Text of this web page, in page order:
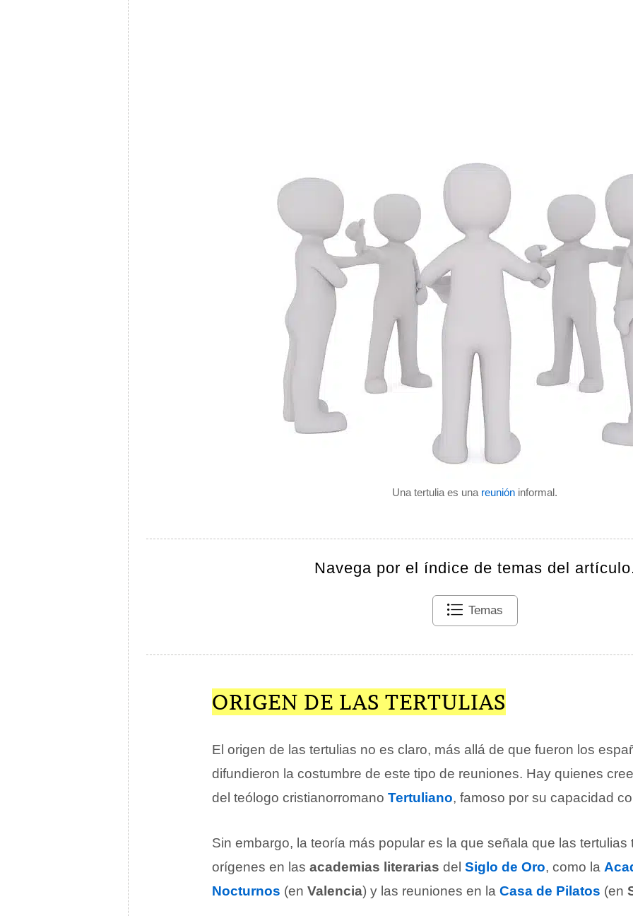
Una tertulia es una reunión informal.
Navega por el índice de temas del
Temas
ORIGEN DE LAS TERTULIAS
El origen de las tertulias no es claro, más allá de que fueron los
difundieron la costumbre de este tipo de reuniones. Hay quienes
del teólogo cristianorromano Tertuliano, famoso por su capacidad
Sin embargo, la teoría más popular es la que señala que las tertulias
orígenes en las academias literarias del Siglo de Oro, como la
Nocturnos (en Valencia) y las reuniones en la Casa de Pilatos (en